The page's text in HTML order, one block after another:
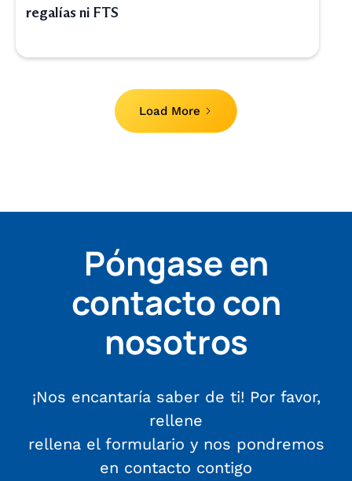
regalías ni FTS
Load More
Póngase en
contacto con
nosotros
¡Nos encantaría saber de ti! Por favor,
rellene
rellena el formulario y nos pondremos
en contacto contigo